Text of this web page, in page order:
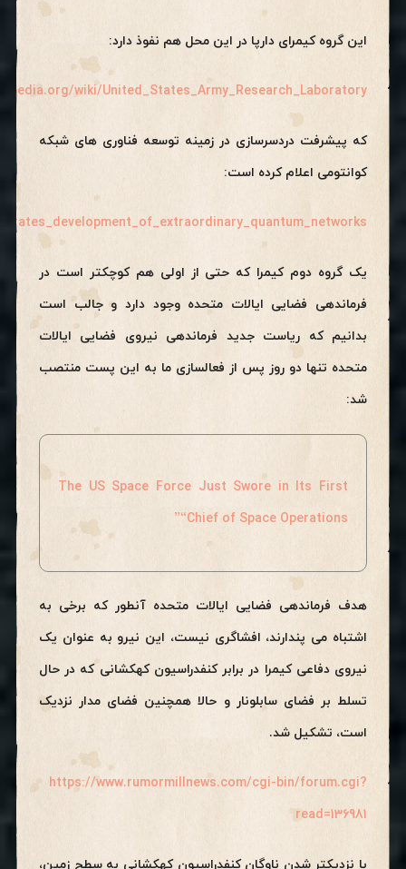
این گروه کیمرای دارپا در این محل هم نفوذ دارد:
wiki/United_States_Army_Research_Laboratory
که پیشرفت دردسرسازی در زمینه توسعه فناوری های شبکه
کوانتومی اعلام کرده است:
یک گروه دوم کیمرا که حتی از اولی هم کوچکتر است در
فرماندهی فضایی ایالات متحده وجود دارد و جالب است
بدانیم که ریاست جدید فرماندهی نیروی فضایی ایالات
متحده تنها دو روز پس از فعالسازی ما به این پست منتصب
شد:
The US Space Force Just Swore in Its First
“Chief of Space Operations”
هدف فرماندهی فضایی ایالات متحده آنطور که برخی به
اشتباه می پندارند، افشاگری نیست، این نیرو به عنوان یک
نیروی دفاعی کیمرا در برابر کنفدراسیون کهکشانی که در حال
تسلط بر فضای سابلونار و حالا همچنین فضای مدار نزدیک
است، تشکیل شد.
https://www.rumormillnews.com/cgi-bin/forum.cgi?
read=136981
با نزدیکتر شدن ناوگان کنفدراسیون کهکشانی به سطح زمین،